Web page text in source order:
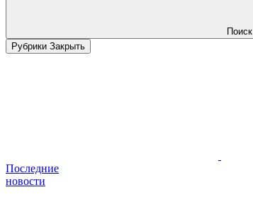
Поиск
Рубрики Закрыть
Последние
новости